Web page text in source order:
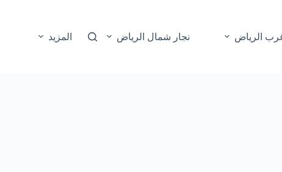
الرياض نجار شمال الرياض المزيد